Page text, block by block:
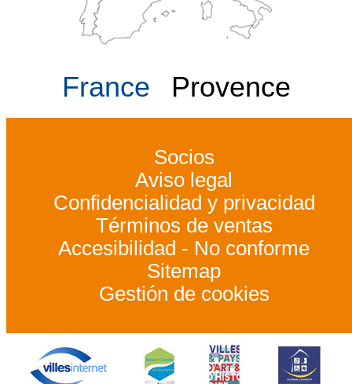
France Provence
Socios
Aviso legal
Confidencialidad y privacidad
Términos de ventas
Accesibilidad - No conforme
Sitemap
Gestión de cookies